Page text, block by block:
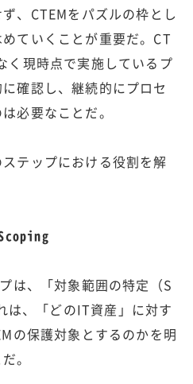
、CTEMをパズルの枠とし
ていくことが重要だ。CT
く現時点で実施しているプ
確認し、継続的にプロセ
必要なことだ。
テップにおける役割を解
は、「対象範囲の特定（S
、「どのIT資産」に対す
の保護対象とするのかを明
。